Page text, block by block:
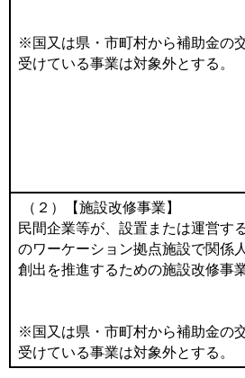
※国又は県・市町村から補助金の
受けている事業は対象外とする。
（２）【施設改修事業】
民間企業等が、設置または運営す
のワーケーション拠点施設で関係
創出を推進するための施設改修事業
※国又は県・市町村から補助金の
受けている事業は対象外とする。